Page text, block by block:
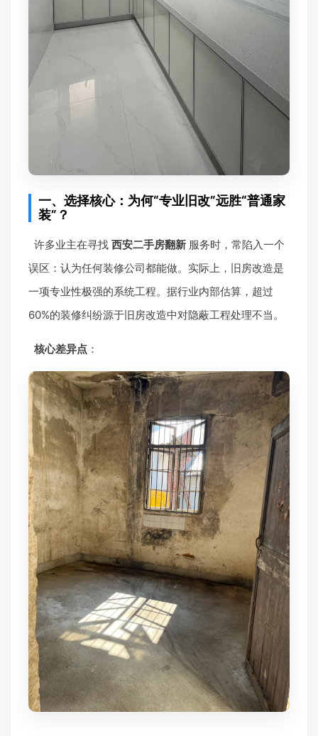
一、选择核心：为何“专业旧改”远胜“普通家
装”？
许多业主在寻找 西安二手房翻新服务时，常陷入一个
误区：认为任何装修公司都能做。实际上，旧房改造是
一项专业性极强的系统工程。据行业内部估算，超过
60%的装修纠纷源于旧房改造中对隐蔽工程处理不当。
核心差异点：